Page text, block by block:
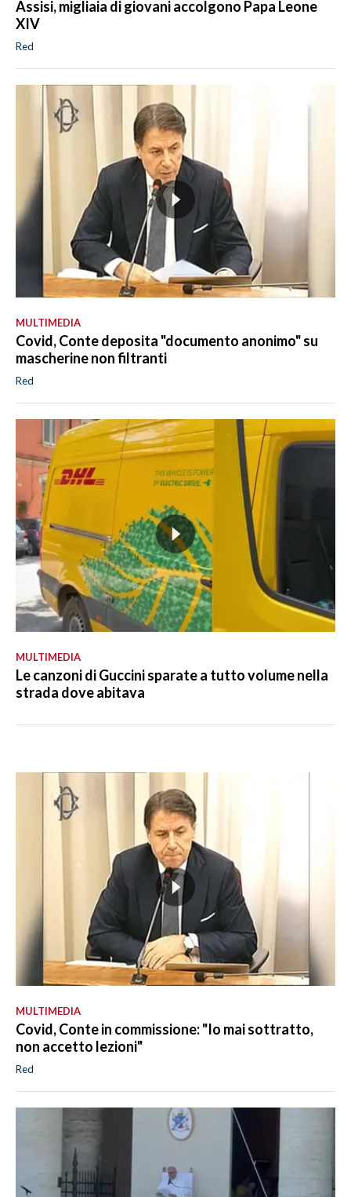
Assisi, migliaia di giovani accolgono Papa Leone
XIV
Red
MULTIMEDIA
Covid, Conte deposita "documento anonimo" su
mascherine non filtranti
Red
MULTIMEDIA
Le canzoni di Guccini sparate a tutto volume nella
strada dove abitava
MULTIMEDIA
Covid, Conte in commissione: "Io mai sottratto,
non accetto lezioni"
Red